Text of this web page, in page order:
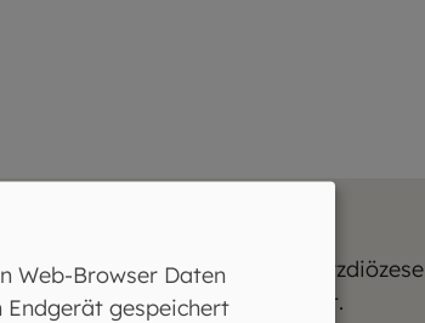
(BLLV) hat die Erzdiözese
Vielfalt in Schulen“ erarbeitet.
Web-Browser Daten
gespeichert